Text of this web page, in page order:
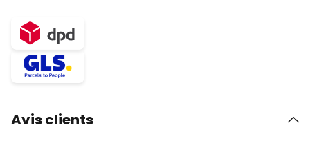
Avis clients